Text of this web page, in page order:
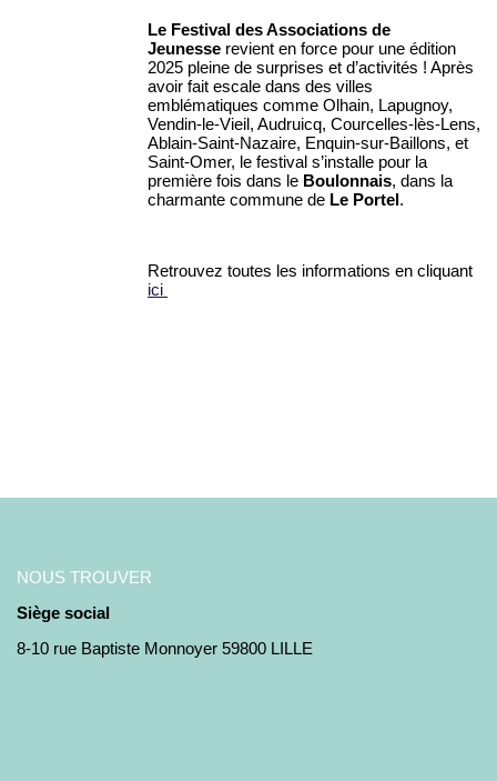
Le Festival des Associations de
Jeunesse revient en force pour une édition
2025 pleine de surprises et d’activités ! Après
avoir fait escale dans des villes
emblématiques comme Olhain, Lapugnoy,
Vendin-le-Vieil, Audruicq, Courcelles-lès-Lens,
Ablain-Saint-Nazaire, Enquin-sur-Baillons, et
Saint-Omer, le festival s’installe pour la
première fois dans le Boulonnais, dans la
charmante commune de Le Portel.
Retrouvez toutes les informations en cliquant
ici
NOUS TROUVER
Siège social
8-10 rue Baptiste Monnoyer 59800 LILLE